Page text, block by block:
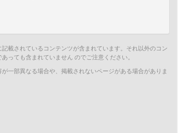
載されているコンテンツが含まれています。それ以外のコン
っても含まれていません のでご注意ください。
一部異なる場合や、掲載されないページがある場合がありま